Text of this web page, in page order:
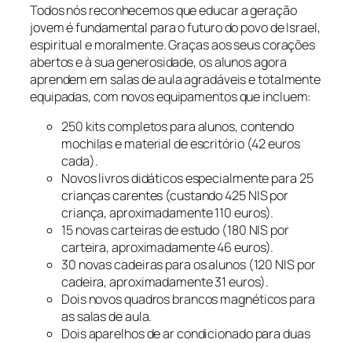
Todos nós reconhecemos que educar a geração
jovem é fundamental para o futuro do povo de Israel,
espiritual e moralmente. Graças aos seus corações
abertos e à sua generosidade, os alunos agora
aprendem em salas de aula agradáveis e totalmente
equipadas, com novos equipamentos que incluem:
250 kits completos para alunos, contendo
mochilas e material de escritório (42 euros
cada).
Novos livros didáticos especialmente para 25
crianças carentes (custando 425 NIS por
criança, aproximadamente 110 euros).
15 novas carteiras de estudo (180 NIS por
carteira, aproximadamente 46 euros).
30 novas cadeiras para os alunos (120 NIS por
cadeira, aproximadamente 31 euros).
Dois novos quadros brancos magnéticos para
as salas de aula.
Dois aparelhos de ar condicionado para duas